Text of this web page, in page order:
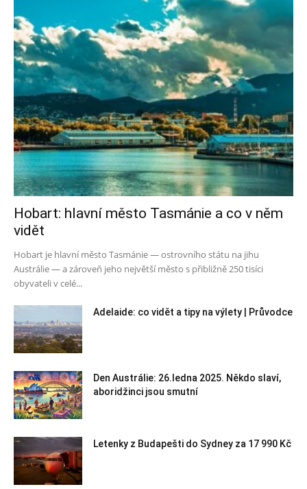
Hobart: hlavní město Tasmánie a co v něm
vidět
Hobart je hlavní město Tasmánie — ostrovního státu na jihu
Austrálie — a zároveň jeho největší město s přibližně 250 tisíci
obyvateli v celé...
Adelaide: co vidět a tipy na výlety | Průvodce
Den Austrálie: 26.ledna 2025. Někdo slaví,
aboridžinci jsou smutní
Letenky z Budapešti do Sydney za 17 990 Kč